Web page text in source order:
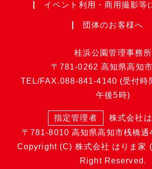
イベント利用・ 商用撮影等
団体のお客様へ
桂浜公園管理事務所
〒781-0262 高知県高知
TEL/FAX.088-841-4140 (受付時
午後5時)
指定管理者
株式会社
〒781-8010 高知県高知市桟橋
Copyright (C) 株式会社 はりま家
Right Reserved.